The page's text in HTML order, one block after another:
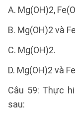
A. Mg(OH)2,
B. Mg(OH)2 và
C. Mg(OH)2.
D. Mg(OH)2 và
Câu 59: Thực
sau: